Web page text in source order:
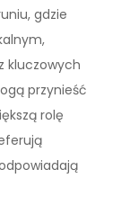
gdzie
kluczowych
przynieść
rolę